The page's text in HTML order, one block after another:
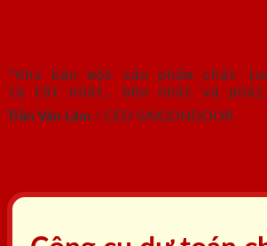
"Khi bán một sản phẩm chất
là tốt nhất, bền nhất và
Trần Văn Lãm / CEO SAIGONDOOR